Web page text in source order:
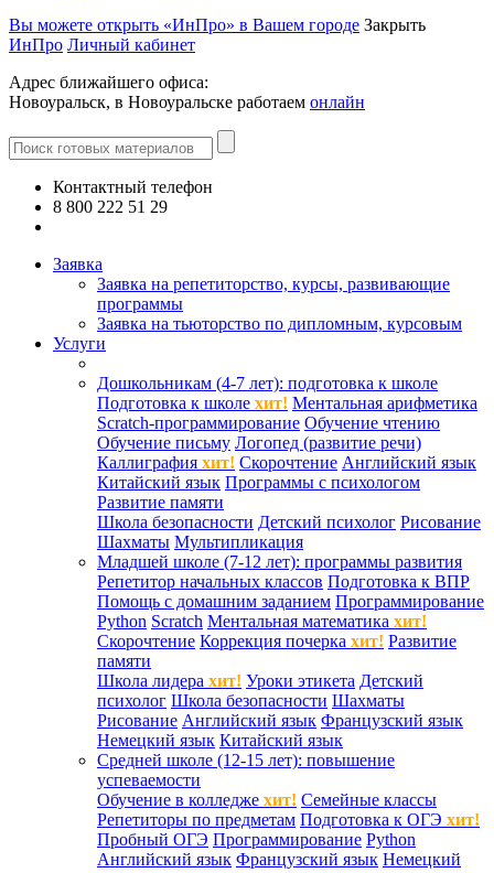
Вы можете открыть «ИнПро» в Вашем городе Закрыть
ИнПро Личный кабинет
Адрес ближайшего офиса:
Новоуральск, в Новоуральске работаем онлайн
Контактный телефон
8 800 222 51 29
Заявка
Заявка на репетиторство, курсы, развивающие
программы
Заявка на тьюторство по дипломным, курсовым
Услуги
Дошкольникам (4-7 лет): подготовка к школе
Подготовка к школе хит! Ментальная арифметика
Scratch-программирование Обучение чтению
Обучение письму Логопед (развитие речи)
Каллиграфия хит! Скорочтение Английский язык
Китайский язык Программы с психологом
Развитие памяти
Школа безопасности Детский психолог Рисование
Шахматы Мультипликация
Младшей школе (7-12 лет): программы развития
Репетитор начальных классов Подготовка к ВПР
Помощь с домашним заданием Программирование
Python Scratch Ментальная математика хит!
Скорочтение Коррекция почерка хит! Развитие
памяти
Школа лидера хит! Уроки этикета Детский
психолог Школа безопасности Шахматы
Рисование Английский язык Французский язык
Немецкий язык Китайский язык
Средней школе (12-15 лет): повышение
успеваемости
Обучение в колледже хит! Семейные классы
Репетиторы по предметам Подготовка к ОГЭ хит!
Пробный ОГЭ Программирование Python
Английский язык Французский язык Немецкий